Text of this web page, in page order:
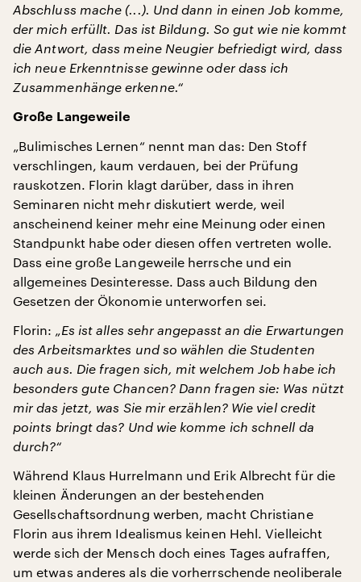
Abschluss mache (...). Und dann in einen Job komme,
der mich erfüllt. Das ist Bildung. So gut wie nie kommt
die Antwort, dass meine Neugier befriedigt wird, dass
ich neue Erkenntnisse gewinne oder dass ich
Zusammenhänge erkenne.“
Große Langeweile
„Bulimisches Lernen“ nennt man das: Den Stoff
verschlingen, kaum verdauen, bei der Prüfung
rauskotzen. Florin klagt darüber, dass in ihren
Seminaren nicht mehr diskutiert werde, weil
anscheinend keiner mehr eine Meinung oder einen
Standpunkt habe oder diesen offen vertreten wolle.
Dass eine große Langeweile herrsche und ein
allgemeines Desinteresse. Dass auch Bildung den
Gesetzen der Ökonomie unterworfen sei.
Florin: „Es ist alles sehr angepasst an die Erwartungen
des Arbeitsmarktes und so wählen die Studenten
auch aus. Die fragen sich, mit welchem Job habe ich
besonders gute Chancen? Dann fragen sie: Was nützt
mir das jetzt, was Sie mir erzählen? Wie viel credit
points bringt das? Und wie komme ich schnell da
durch?“
Während Klaus Hurrelmann und Erik Albrecht für die
kleinen Änderungen an der bestehenden
Gesellschaftsordnung werben, macht Christiane
Florin aus ihrem Idealismus keinen Hehl. Vielleicht
werde sich der Mensch doch eines Tages aufraffen,
um etwas anderes als die vorherrschende neoliberale